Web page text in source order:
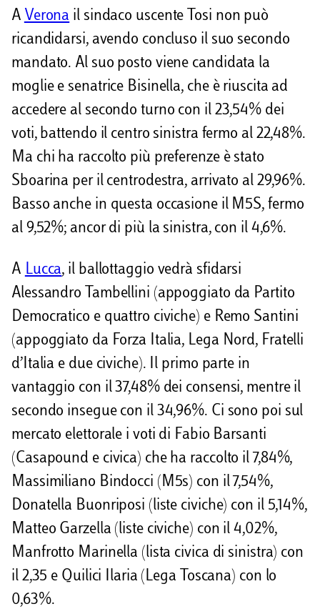
A Verona il sindaco uscente Tosi non può
ricandidarsi, avendo concluso il suo secondo
mandato. Al suo posto viene candidata la
moglie e senatrice Bisinella, che è riuscita ad
accedere al secondo turno con il 23,54% dei
voti, battendo il centro sinistra fermo al 22,48%.
Ma chi ha raccolto più preferenze è stato
Sboarina per il centrodestra, arrivato al 29,96%.
Basso anche in questa occasione il M5S, fermo
al 9,52%; ancor di più la sinistra, con il 4,6%.
A Lucca, il ballottaggio vedrà sfidarsi
Alessandro Tambellini (appoggiato da Partito
Democratico e quattro civiche) e Remo Santini
(appoggiato da Forza Italia, Lega Nord, Fratelli
d’Italia e due civiche). Il primo parte in
vantaggio con il 37,48% dei consensi, mentre il
secondo insegue con il 34,96%. Ci sono poi sul
mercato elettorale i voti di Fabio Barsanti
(Casapound e civica) che ha raccolto il 7,84%,
Massimiliano Bindocci (M5s) con il 7,54%,
Donatella Buonriposi (liste civiche) con il 5,14%,
Matteo Garzella (liste civiche) con il 4,02%,
Manfrotto Marinella (lista civica di sinistra) con
il 2,35 e Quilici Ilaria (Lega Toscana) con lo
0,63%.